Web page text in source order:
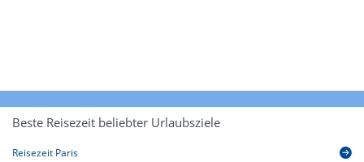
Beste Reisezeit beliebter Urlaubsziele
Reisezeit Paris